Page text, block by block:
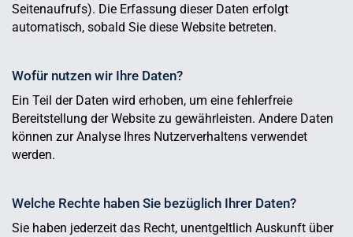
Seitenaufrufs). Die Erfassung dieser Daten erfolgt
automatisch, sobald Sie diese Website betreten.
Wofür nutzen wir Ihre Daten?
Ein Teil der Daten wird erhoben, um eine fehlerfreie
Bereitstellung der Website zu gewährleisten. Andere Daten
können zur Analyse Ihres Nutzerverhaltens verwendet
werden.
Welche Rechte haben Sie bezüglich Ihrer Daten?
Sie haben jederzeit das Recht, unentgeltlich Auskunft über